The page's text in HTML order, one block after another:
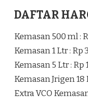
DAFTAR
Kemasan 500 ml :
Kemasan 1 Ltr : Rp
Kemasan 5 Ltr : Rp
Kemasan Jrigen 18
Extra VCO